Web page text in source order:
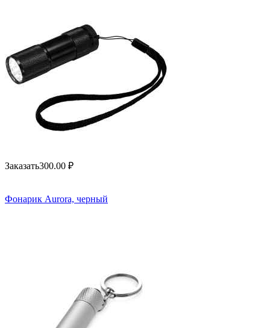
Заказать300.00 ₽
Фонарик Aurora, черный